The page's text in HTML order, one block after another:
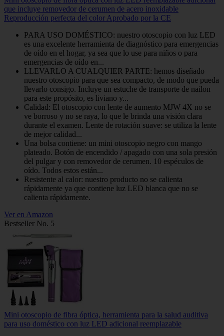
que incluye removedor de cerumen de acero inoxidable
Reproducción perfecta del color Aprobado por la CE
PARA USO DOMÉSTICO: nuestro otoscopio con luz LED
es una excelente herramienta de diagnóstico para emergencias
de oído en el hogar, ya sea que lo use para niños o para
emergencias de oído en...
LLEVARLO A CUALQUIER PARTE: hemos diseñado
nuestro otoscopio para que sea compacto, de modo que pueda
llevarlo consigo. Incluye un estuche de transporte de nailon
para este propósito, es liviano y...
Calidad: El otoscopio con lente de aumento MJW 4X no se
ve borroso y no se raya, lo que le brinda una visión clara
durante el examen. Lente de rotación suave: se utiliza la lente
de mejor calidad...
Una bolsa contiene: un mini otoscopio negro con mango
plateado. Botón de encendido / apagado con una sola presión
del pulgar y con removedor de cerumen. 10 espéculos de
oído. Todos estos están...
Resistente al calor: nuestro producto no se calienta
rápidamente ya que contiene luz LED blanca que no se
calienta rápidamente.
Ver en Amazon
Bestseller No. 5
Mini otoscopio de fibra óptica, herramienta para la salud auditiva
para uso doméstico con luz LED adicional reemplazable